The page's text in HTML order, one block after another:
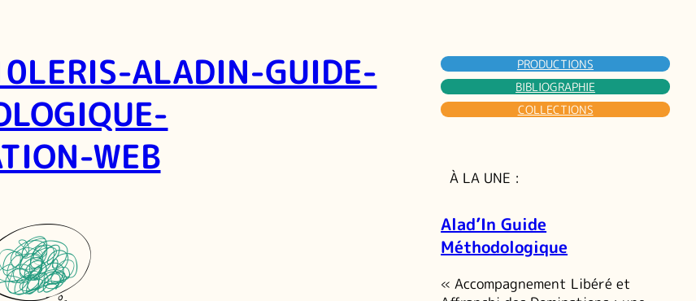
ALADIN-GUIDE-
WEB
PRODUCTIONS
BIBLIOGRAPHIE
COLLECTIONS
À LA UNE :
Alad’In Guide
Méthodologique
« Accompagnement Libéré et